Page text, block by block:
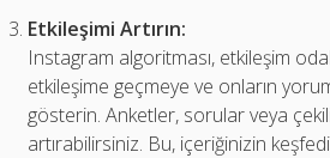
Etkileşimi Artırın:
Instagram algoritması, etkileşim
etkileşime geçmeye ve onların
gösterin. Anketler, sorular veya
artırabilirsiniz. Bu, içeriğinizin